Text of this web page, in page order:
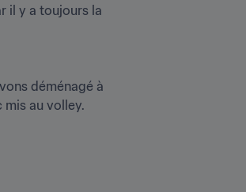
il y a toujours la
déménagé à
mis au volley.